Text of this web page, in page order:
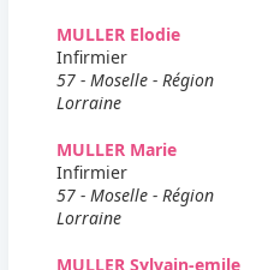
MULLER Elodie
Infirmier
57 - Moselle - Région
Lorraine
MULLER Marie
Infirmier
57 - Moselle - Région
Lorraine
MULLER Sylvain-emile